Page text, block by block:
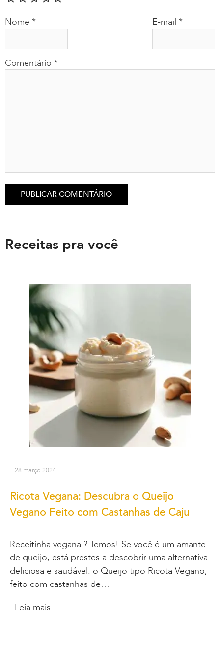
Comentário *
Nome * E-mail *
Receitas pra você
28 março 2024
Ricota Vegana: Descubra o Queijo
Vegano Feito com Castanhas de Caju
Receitinha vegana ? Temos! Se você é um amante
de queijo, está prestes a descobrir uma alternativa
deliciosa e saudável: o Queijo tipo Ricota Vegano,
feito com castanhas de…
Leia mais